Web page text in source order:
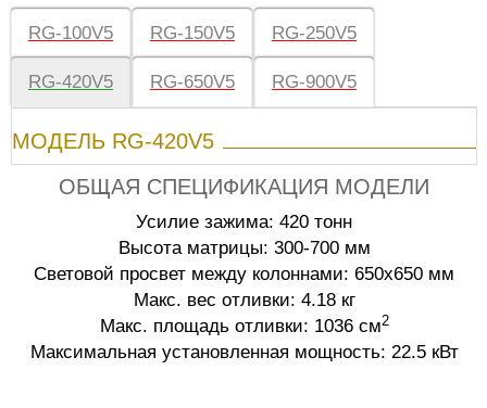
RG-100V5 RG-150V5 RG-250V5
RG-420V5 RG-650V5 RG-900V5
МОДЕЛЬ RG-420V5
ОБЩАЯ СПЕЦИФИКАЦИЯ МОДЕЛИ
Усилие зажима: 420 тонн
Высота матрицы: 300-700 мм
Световой просвет между колоннами: 650х650 мм
Макс. вес отливки: 4.18 кг
Макс. площадь отливки: 1036 см2
Максимальная установленная мощность: 22.5 кВт